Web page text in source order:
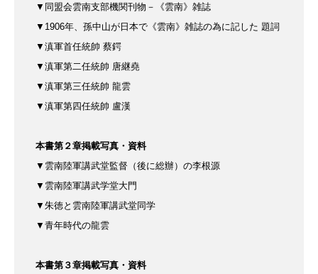
▼同盟会雲南支部機関刊物 －《雲南》雑誌
▼1906年、孫中山が日本で 《雲南》雑誌の為に記した 題詞
▼滇軍首任統帥 蔡鍔
▼滇軍第二任統帥 唐継堯
▼滇軍第三任統帥 龍雲
▼滇軍第四任統帥 盧漢
本書第２章掲載写真・資料
▼雲南陸軍講武堂監督 （後に総辦）の李根源
▼雲南陸軍講武学堂大門
▼朱徳と雲南陸軍講武堂同学
▼青年時代の龍雲
本書第３章掲載写真・資料